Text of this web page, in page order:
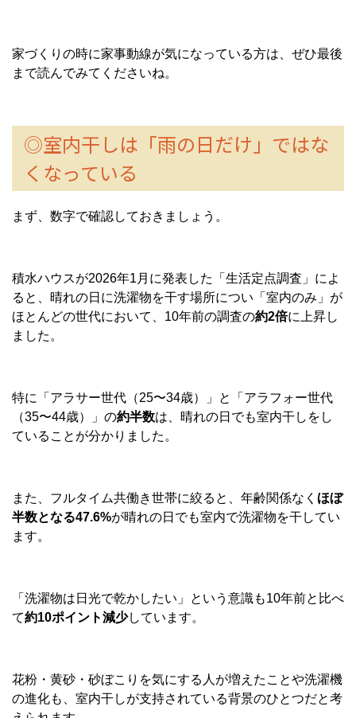
家づくりの時に家事動線が気になっている方は、ぜひ最後
まで読んでみてくださいね。
◎室内干しは「雨の日だけ」ではな
くなっている
まず、数字で確認しておきましょう。
積水ハウスが2026年1月に発表した「生活定点調査」によ
ると、晴れの日に洗濯物を干す場所につい「室内のみ」が
ほとんどの世代において、10年前の調査の約2倍に上昇し
ました。
特に「アラサー世代（25〜34歳）」と「アラフォー世代
（35〜44歳）」の約半数は、晴れの日でも室内干しをし
ていることが分かりました。
また、フルタイム共働き世帯に絞ると、年齢関係なく ほぼ
半数となる47.6%が晴れの日でも室内で洗濯物を干してい
ます。
「洗濯物は日光で乾かしたい」という意識も10年前と比べ
て約10ポイント減少しています。
花粉・黄砂・砂ぼこりを気にする人が増えたことや洗濯機
の進化も、室内干しが支持されている背景のひとつだと考